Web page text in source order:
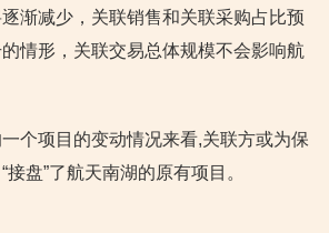
渐减少，关联销售和关联采购占比预
情形，关联交易总体规模不会影响航
个项目的变动情况来看,关联方或为保
盘”了航天南湖的原有项目。